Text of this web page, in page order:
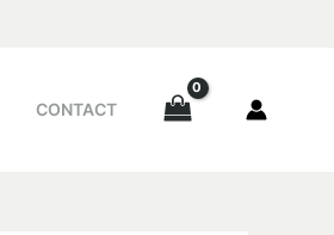
CONTACT